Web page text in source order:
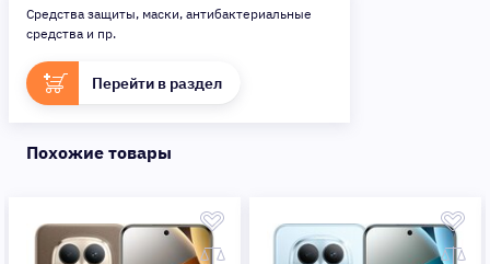
Средства защиты, маски, антибактериальные
средства и пр.
Перейти в раздел
Похожие товары